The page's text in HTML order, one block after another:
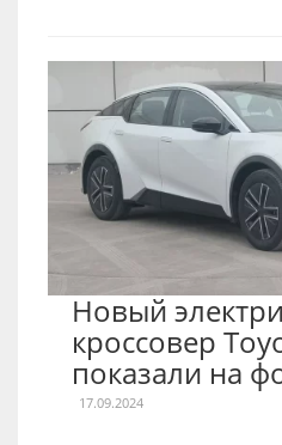
Новый
кроссовер
показали на
17.09.2024